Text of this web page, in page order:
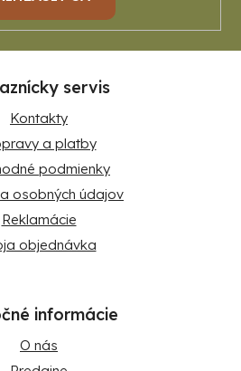
servis
Kontakty
a platby
podmienky
osobných údajov
Reklamácie
objednávka
informácie
O nás